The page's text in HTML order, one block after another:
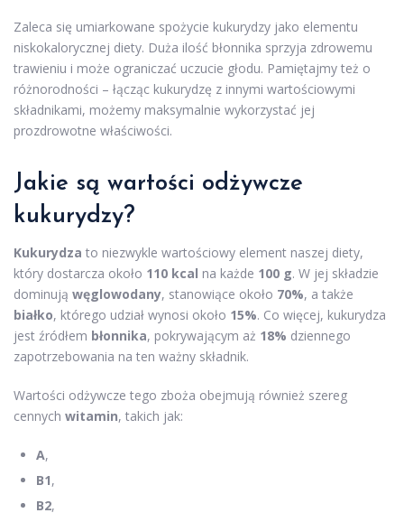
Zaleca się umiarkowane spożycie kukurydzy jako elementu
niskokalorycznej diety. Duża ilość błonnika sprzyja zdrowemu
trawieniu i może ograniczać uczucie głodu. Pamiętajmy też o
różnorodności – łącząc kukurydzę z innymi wartościowymi
składnikami, możemy maksymalnie wykorzystać jej
prozdrowotne właściwości.
Jakie są wartości odżywcze
kukurydzy?
Kukurydza to niezwykle wartościowy element naszej diety,
który dostarcza około 110 kcal na każde 100 g. W jej składzie
dominują węglowodany, stanowiące około 70%, a także
białko, którego udział wynosi około 15%. Co więcej, kukurydza
jest źródłem błonnika, pokrywającym aż 18% dziennego
zapotrzebowania na ten ważny składnik.
Wartości odżywcze tego zboża obejmują również szereg
cennych witamin, takich jak:
A,
B1,
B2,